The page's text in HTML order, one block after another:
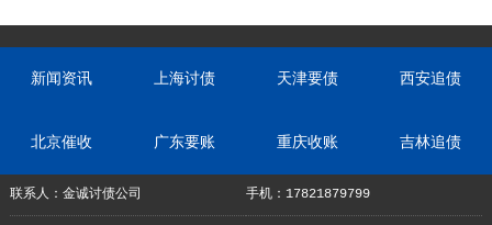
新闻资讯 上海讨债 天津要债 西安追债
北京催收 广东要账 重庆收账 吉林追债
联系人：金诚讨债公司 手机：17821879799